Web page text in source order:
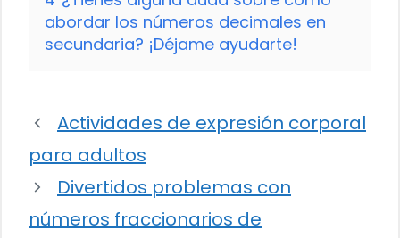
abordar los números decimales en
secundaria? ¡Déjame ayudarte!
Actividades de expresión corporal
para adultos
Divertidos problemas con
números fraccionarios de